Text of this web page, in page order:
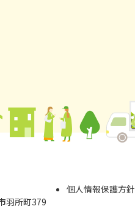
⽻所町379
個⼈情報保護⽅針